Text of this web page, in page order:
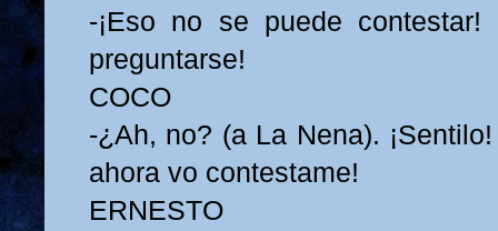
-¡Eso no se puede contestar!
preguntarse!
COCO
-¿Ah, no? (a La Nena).
ahora vo contestame!
ERNESTO